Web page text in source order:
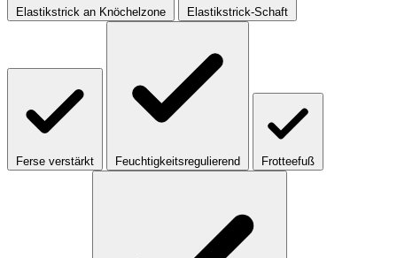
Elastikstrick an Knöchelzone Elastikstrick-Schaft
Ferse verstärkt Feuchtigkeitsregulierend Frotteefuß